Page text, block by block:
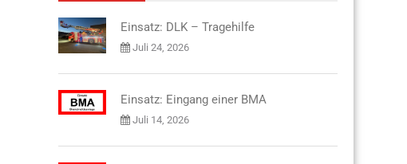
Einsatz: DLK – Tragehilfe
Juli 24, 2026
Einsatz: Eingang einer BMA
Juli 14, 2026